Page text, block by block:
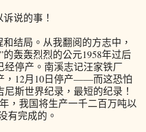
说的事！
结局。从我翻阅的方志中，
轰轰烈烈的公元1958年过后
停产。南溪志记汪家铁厂
，12月10日停产——而这恐怕
斯世界纪录，最短的纪录！
，我国将生产一千二百万吨以
有完成的。